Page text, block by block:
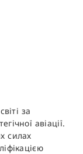
за
авіації.
силах